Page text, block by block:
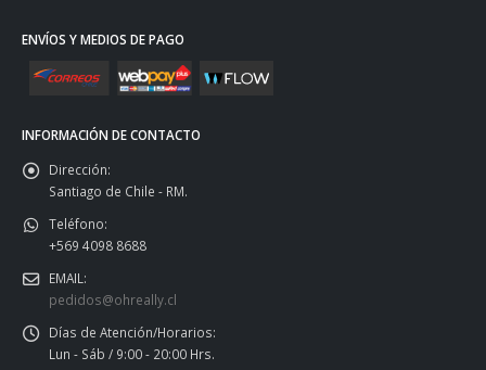
ENVÍOS Y MEDIOS DE PAGO
INFORMACIÓN DE CONTACTO
Dirección:
Santiago de Chile - RM.
Teléfono:
+569 4098 8688
EMAIL:
pedidos@ohreally.cl
Días de Atención/Horarios:
Lun - Sáb / 9:00 - 20:00 Hrs.